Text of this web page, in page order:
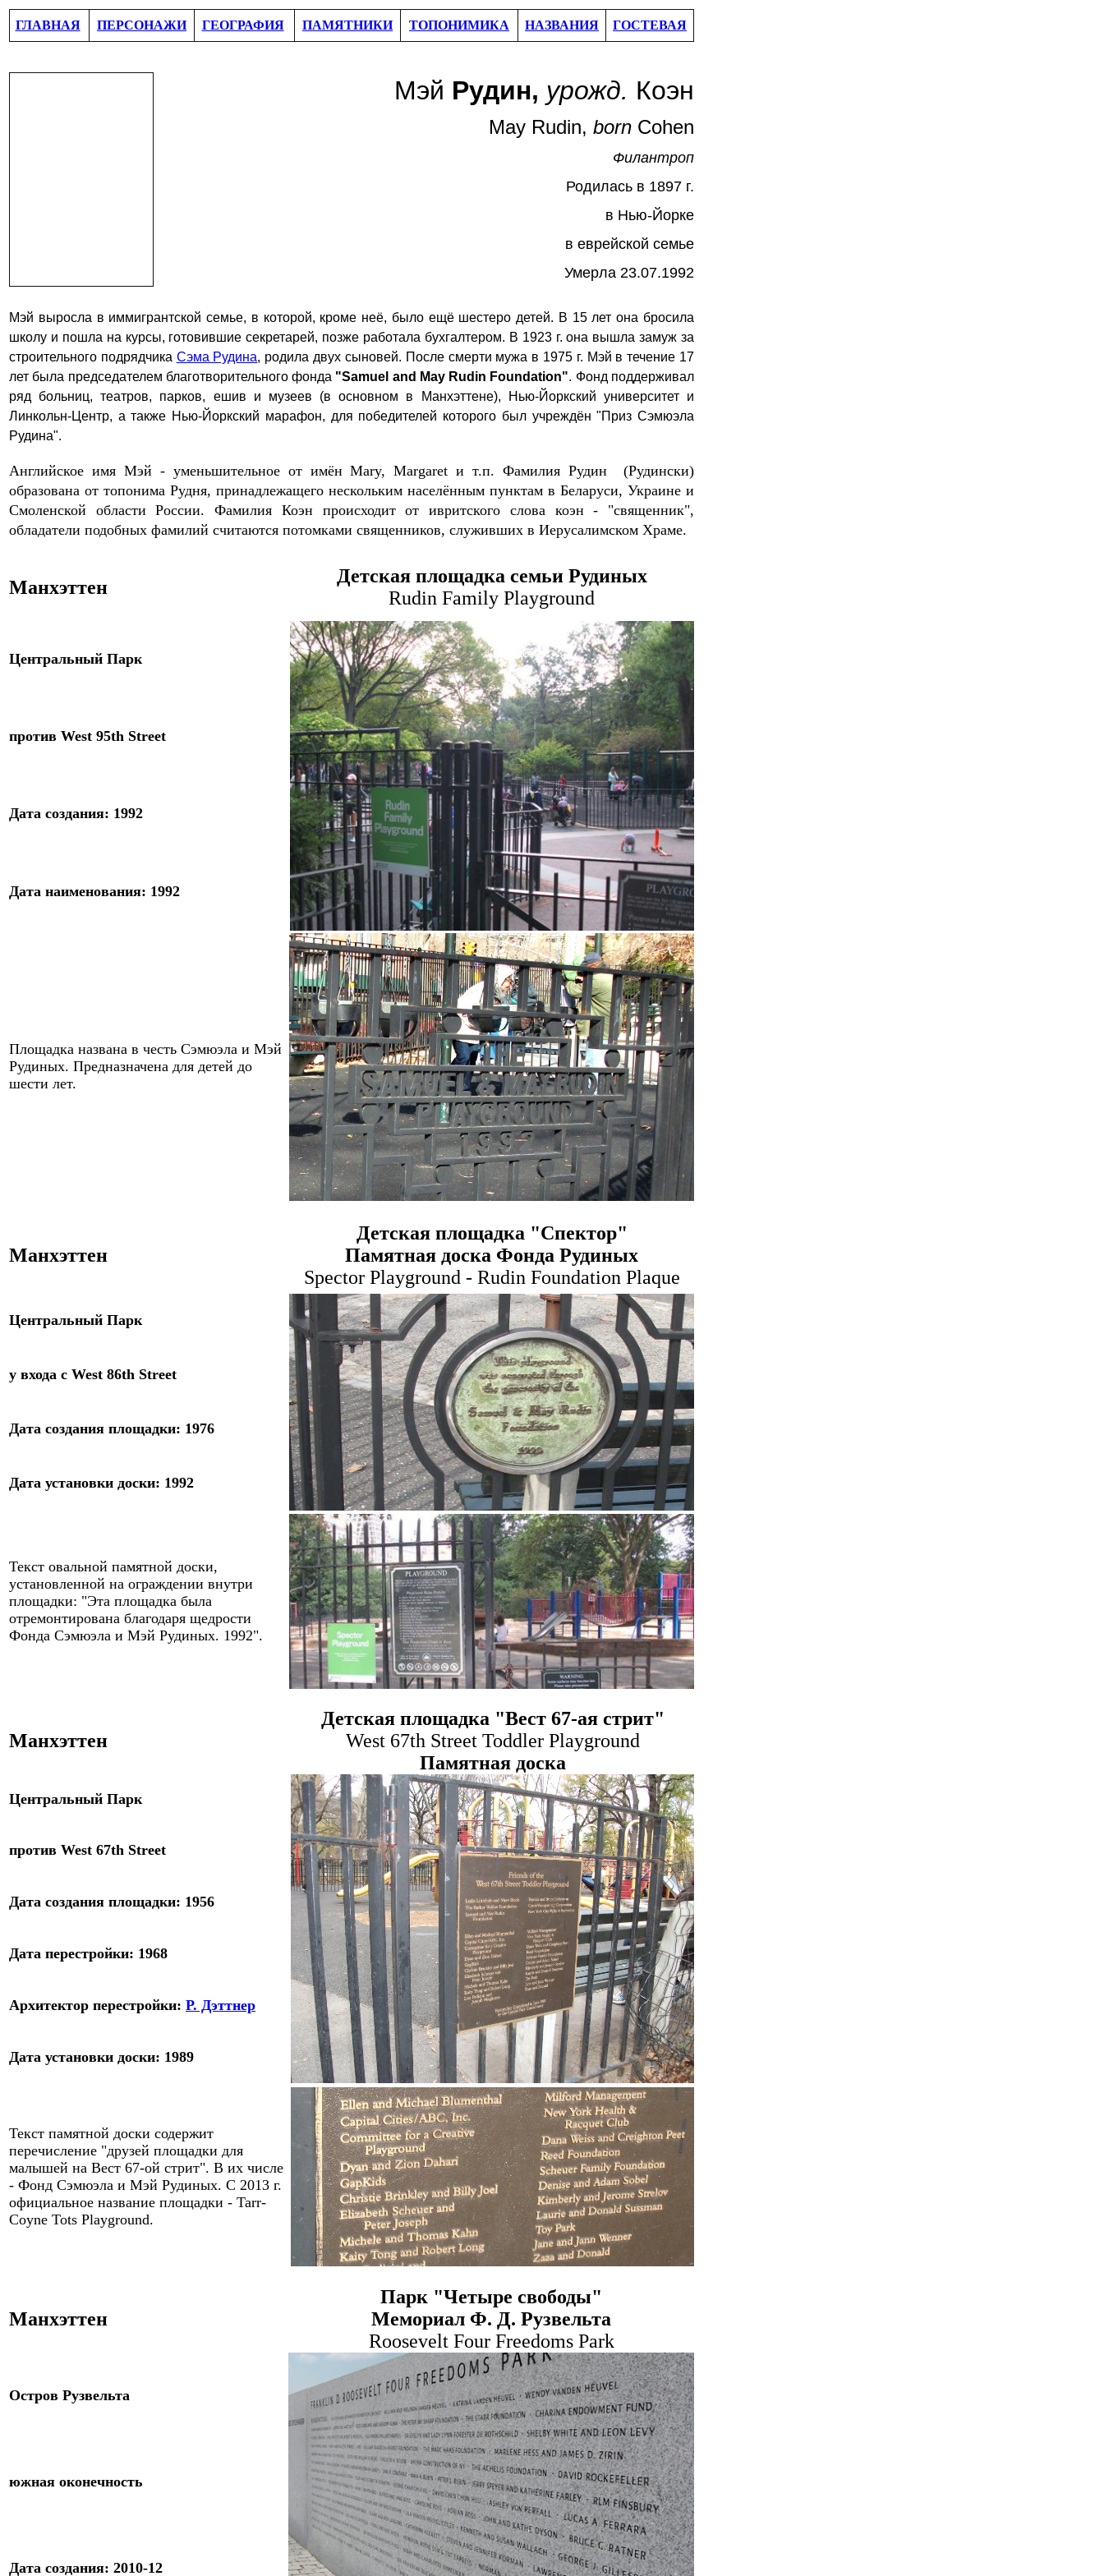
ГЛАВНАЯ ПЕРСОНАЖИ ГЕОГРАФИЯ ПАМЯТНИКИ ТОПОНИМИКА НАЗВАНИЯ ГОСТЕВАЯ
Мэй Рудин, урожд. Коэн
May Rudin, born Cohen
Филантроп
Родилась в 1897 г.
в Нью-Йорке
в еврейской семье
Умерла 23.07.1992
Мэй выросла в иммигрантской семье, в которой, кроме неё, было ещё шестеро детей. В 15 лет она бросила
школу и пошла на курсы, готовившие секретарей, позже работала бухгалтером. В 1923 г. она вышла замуж за
строительного подрядчика Сэма Рудина, родила двух сыновей. После смерти мужа в 1975 г. Мэй в течение 17
лет была председателем благотворительного фонда "Samuel and May Rudin Foundation". Фонд поддерживал
ряд больниц, театров, парков, ешив и музеев (в основном в Манхэттене), Нью-Йоркский университет и
Линкольн-Центр, а также Нью-Йоркский марафон, для победителей которого был учреждён "Приз Сэмюэла
Рудина".
Английское имя Мэй - уменьшительное от имён Mary, Margaret и т.п. Фамилия Рудин (Рудински)
образована от топонима Рудня, принадлежащего нескольким населённым пунктам в Беларуси, Украине и
Смоленской области России. Фамилия Коэн происходит от ивритского слова коэн - "священник",
обладатели подобных фамилий считаются потомками священников, служивших в Иерусалимском Храме.
Манхэттен
Детская площадка семьи Рудиных
Rudin Family Playground
Центральный Парк
против West 95th Street
Дата создания: 1992
Дата наименования: 1992
Площадка названа в честь Сэмюэла и Мэй
Рудиных. Предназначена для детей до
шести лет.
Манхэттен
Детская площадка "Спектор"
Памятная доска Фонда Рудиных
Spector Playground - Rudin Foundation Plaque
Центральный Парк
у входа с West 86th Street
Дата создания площадки: 1976
Дата установки доски: 1992
Текст овальной памятной доски,
установленной на ограждении внутри
площадки: "Эта площадка была
отремонтирована благодаря щедрости
Фонда Сэмюэла и Мэй Рудиных. 1992".
Манхэттен
Детская площадка "Вест 67-ая стрит"
West 67th Street Toddler Playground
Памятная доска
Центральный Парк
против West 67th Street
Дата создания площадки: 1956
Дата перестройки: 1968
Архитектор перестройки: Р. Дэттнер
Дата установки доски: 1989
Текст памятной доски содержит
перечисление "друзей площадки для
малышей на Вест 67-ой стрит". В их числе
- Фонд Сэмюэла и Мэй Рудиных. С 2013 г.
официальное название площадки - Tarr-
Coyne Tots Playground.
Манхэттен
Парк "Четыре свободы"
Мемориал Ф. Д. Рузвельта
Roosevelt Four Freedoms Park
Остров Рузвельта
южная оконечность
Дата создания: 2010-12